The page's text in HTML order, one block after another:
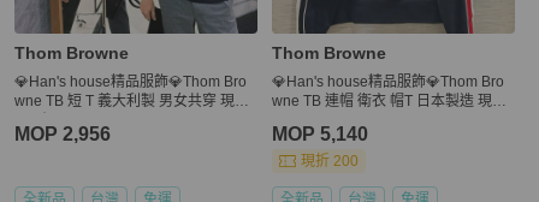
Thom Browne
💎Han's house精品服飾💎Thom Bro
wne TB 短 T 義大利製 男女共穿 現貨
MOP 2,956
Thom Browne
💎Han's house精品服飾💎Thom Bro
wne TB 連帽 衛衣 帽T 日本製造 現貨
MOP 5,140
現折 200